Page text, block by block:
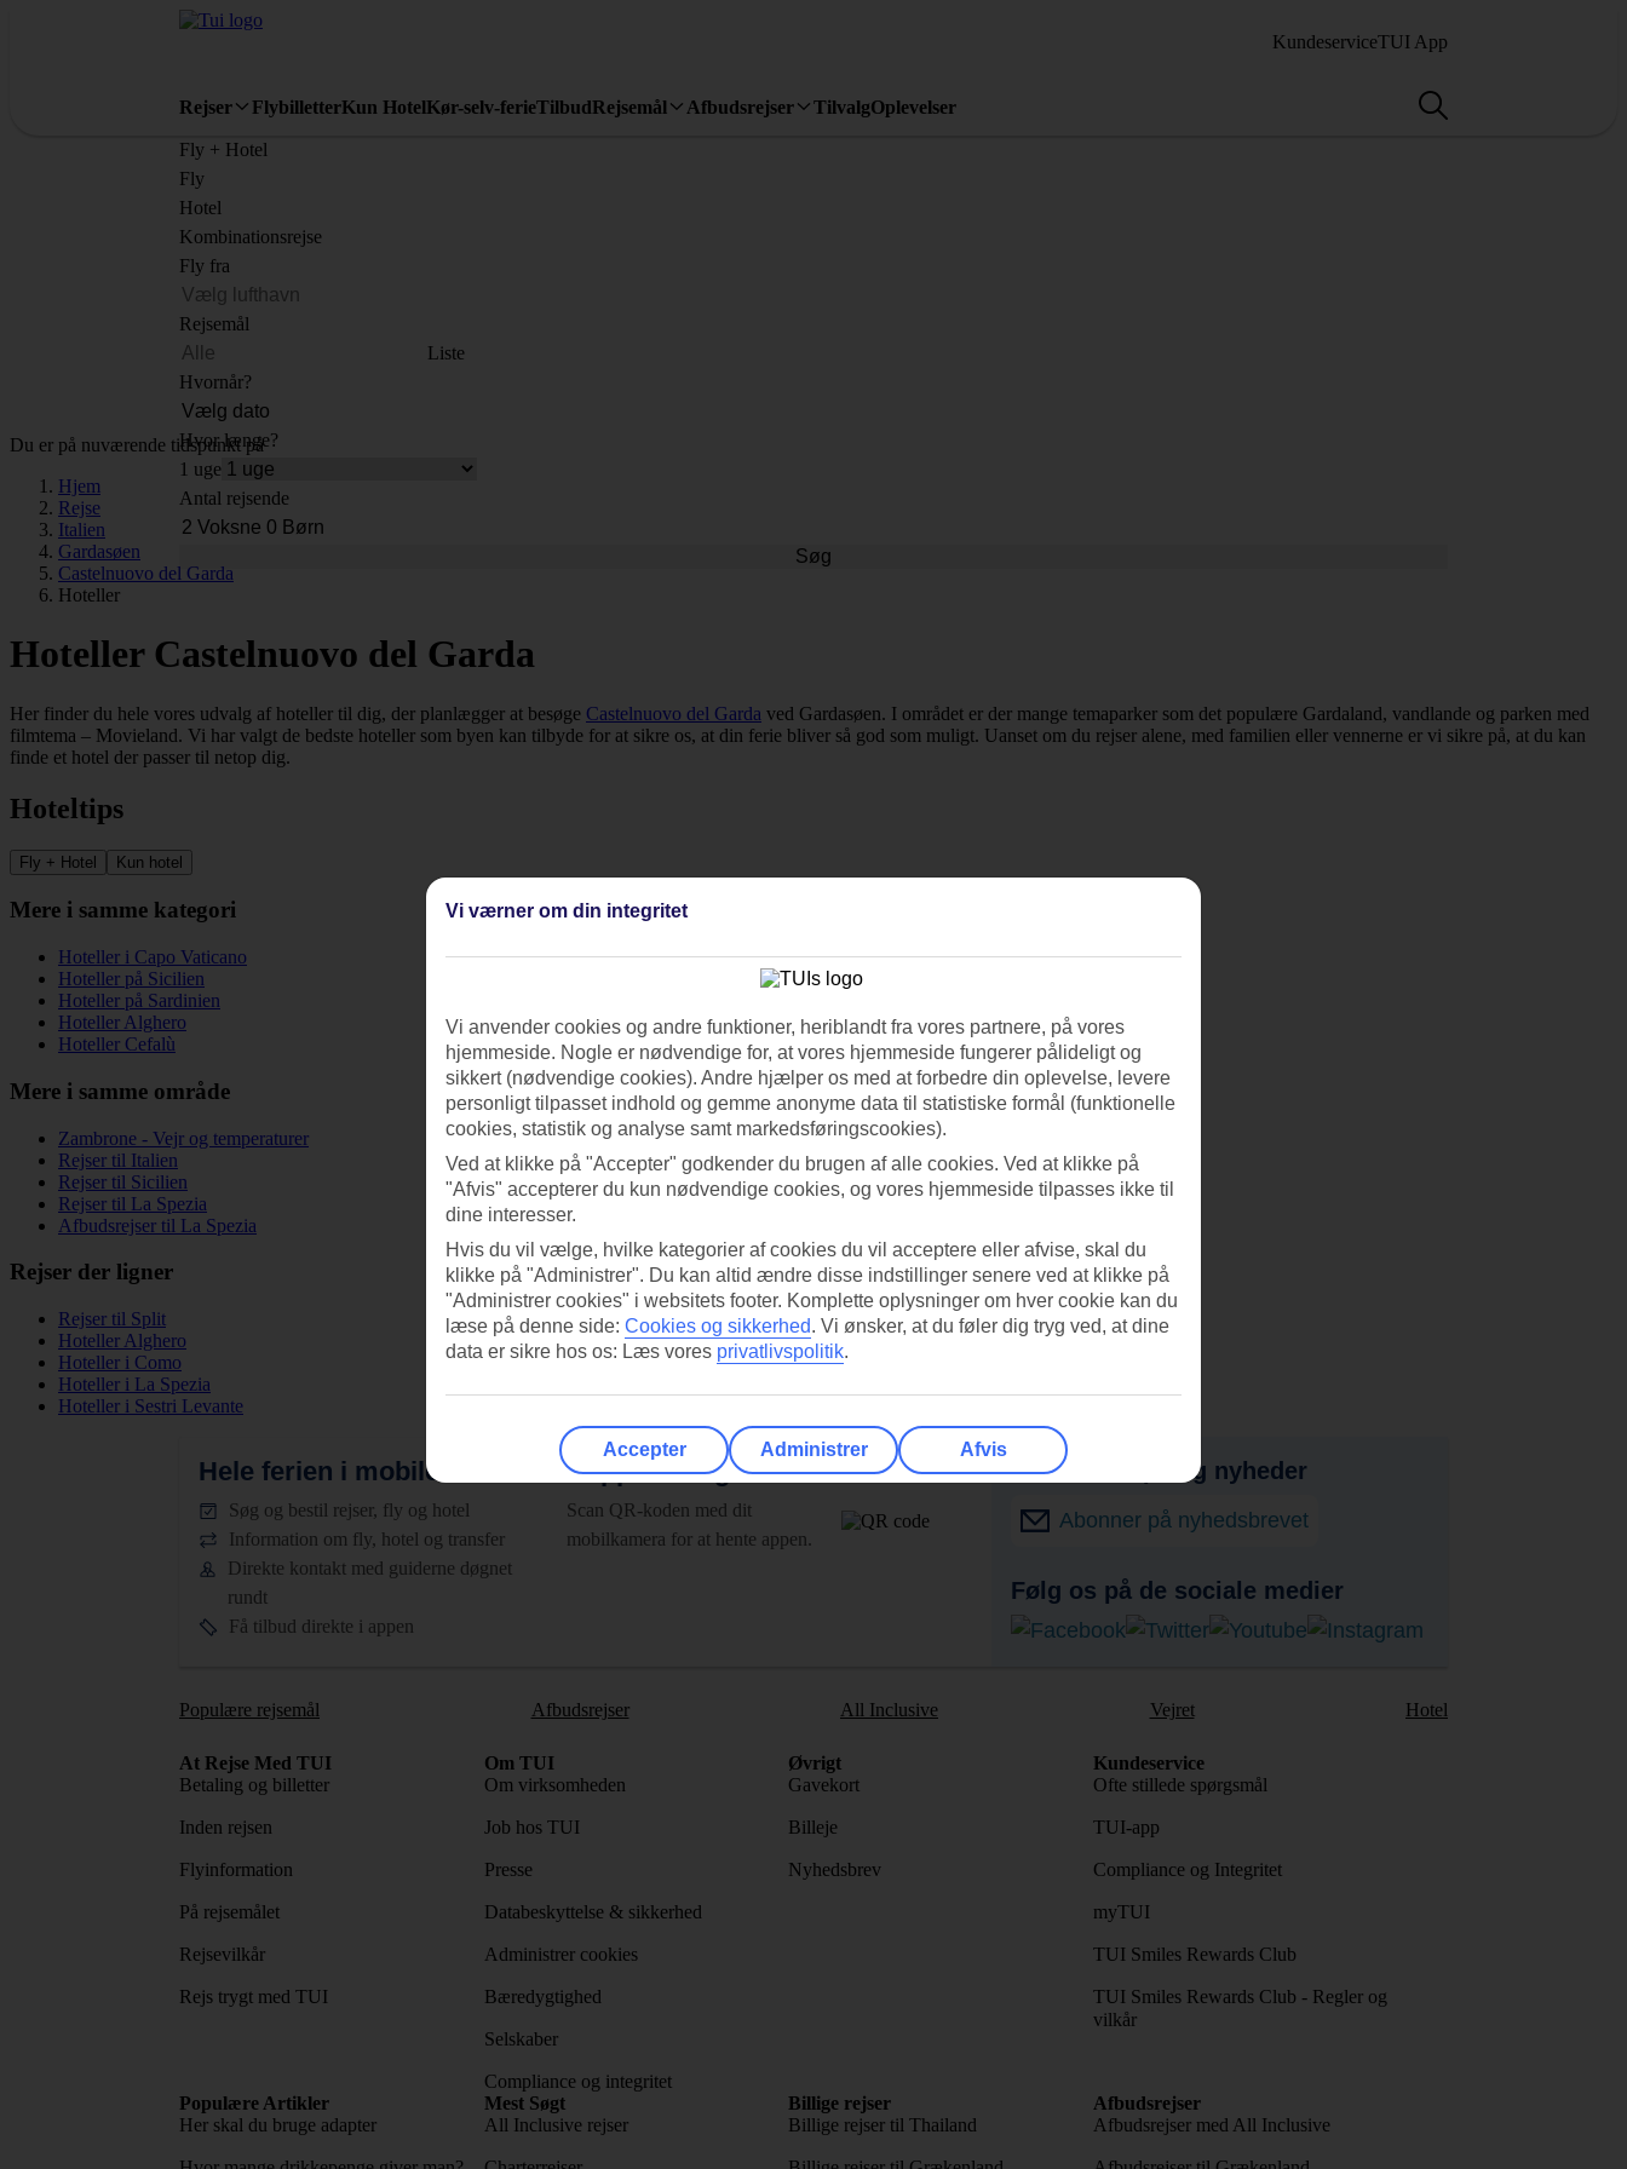
KundeserviceTUI App
Rejser FlybilletterKun HotelKør-selv-ferieTilbudRejsemål Afbudsrejser TilvalgOplevelser
Fly + Hotel
Fly
Hotel
Kombinationsrejse
Fly fra
Rejsemål
Liste
Hvornår?
Hvor længe?
1 uge
Antal rejsende
Søg
Du er på nuværende tidspunkt på
Hjem
Rejse
Italien
Gardasøen
Castelnuovo del Garda
Hoteller
Hoteller Castelnuovo del Garda
Her finder du hele vores udvalg af hoteller til dig, der planlægger at besøge Castelnuovo del Garda ved Gardasøen. I området er der mange temaparker som det populære Gardaland, vandlande og parken med
filmtema – Movieland. Vi har valgt de bedste hoteller som byen kan tilbyde for at sikre os, at din ferie bliver så god som muligt. Uanset om du rejser alene, med familien eller vennerne er vi sikre på, at du kan
finde et hotel der passer til netop dig.
Hoteltips
Fly + Hotel Kun hotel
Mere i samme kategori
Hoteller i Capo Vaticano
Hoteller på Sicilien
Hoteller på Sardinien
Hoteller Alghero
Hoteller Cefalù
Mere i samme område
Zambrone - Vejr og temperaturer
Rejser til Italien
Rejser til Sicilien
Rejser til La Spezia
Afbudsrejser til La Spezia
Rejser der ligner
Rejser til Split
Hoteller Alghero
Hoteller i Como
Hoteller i La Spezia
Hoteller i Sestri Levante
Hele ferien i mobilen. Hent TUI-appen i dag!
Søg og bestil rejser, fly og hotel
Information om fly, hotel og transfer
Direkte kontakt med guiderne døgnet
rundt
Få tilbud direkte i appen
Scan QR-koden med dit
mobilkamera for at hente appen.
Få tilbud, tips og nyheder
Abonner på nyhedsbrevet
Følg os på de sociale medier
Populære rejsemål Afbudsrejser All Inclusive Vejret Hotel
At Rejse Med TUI
Betaling og billetter
Inden rejsen
Flyinformation
På rejsemålet
Rejsevilkår
Rejs trygt med TUI
Om TUI
Om virksomheden
Job hos TUI
Presse
Databeskyttelse & sikkerhed
Administrer cookies
Bæredygtighed
Selskaber
Compliance og integritet
Øvrigt
Gavekort
Billeje
Nyhedsbrev
Kundeservice
Ofte stillede spørgsmål
TUI-app
Compliance og Integritet
myTUI
TUI Smiles Rewards Club
TUI Smiles Rewards Club - Regler og
vilkår
Populære Artikler
Her skal du bruge adapter
Mest Søgt
All Inclusive rejser
Billige rejser
Billige rejser til Thailand
Afbudsrejser
Afbudsrejser med All Inclusive
Vi værner om din integritet
Vi anvender cookies og andre funktioner, heriblandt fra vores partnere, på vores
hjemmeside. Nogle er nødvendige for, at vores hjemmeside fungerer pålideligt og
sikkert (nødvendige cookies). Andre hjælper os med at forbedre din oplevelse, levere
personligt tilpasset indhold og gemme anonyme data til statistiske formål (funktionelle
cookies, statistik og analyse samt markedsføringscookies).
Ved at klikke på "Accepter" godkender du brugen af alle cookies. Ved at klikke på
"Afvis" accepterer du kun nødvendige cookies, og vores hjemmeside tilpasses ikke til
dine interesser.
Hvis du vil vælge, hvilke kategorier af cookies du vil acceptere eller afvise, skal du
klikke på "Administrer". Du kan altid ændre disse indstillinger senere ved at klikke på
"Administrer cookies" i websitets footer. Komplette oplysninger om hver cookie kan du
læse på denne side: Cookies og sikkerhed. Vi ønsker, at du føler dig tryg ved, at dine
data er sikre hos os: Læs vores privatlivspolitik.
Accepter Administrer Afvis